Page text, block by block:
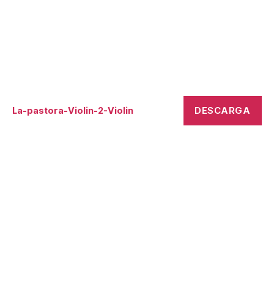
La-pastora-Violin-2-Violin DESCARGA